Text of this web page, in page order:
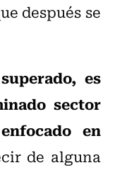
después se
es
sector
en
de alguna